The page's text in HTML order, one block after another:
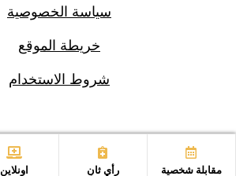
مقابلة شخصية رأي ثانٍ اونلاين
سياسة الخصوصية
خريطة الموقع
شروط الاستخدام